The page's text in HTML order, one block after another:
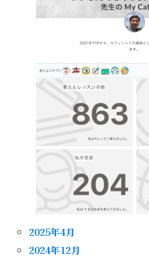
2025年4月
2024年12月